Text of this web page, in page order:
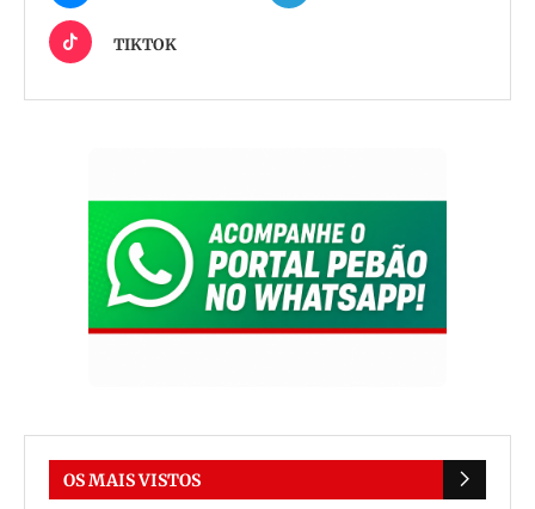
TIKTOK
OS MAIS VISTOS